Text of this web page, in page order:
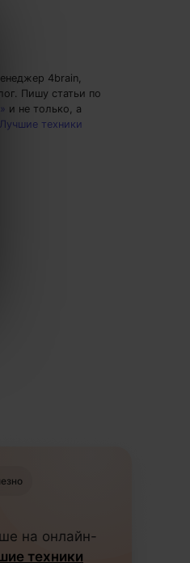
4brain,
Пишу статьи по
и не только, а
техники
на онлайн-
техники